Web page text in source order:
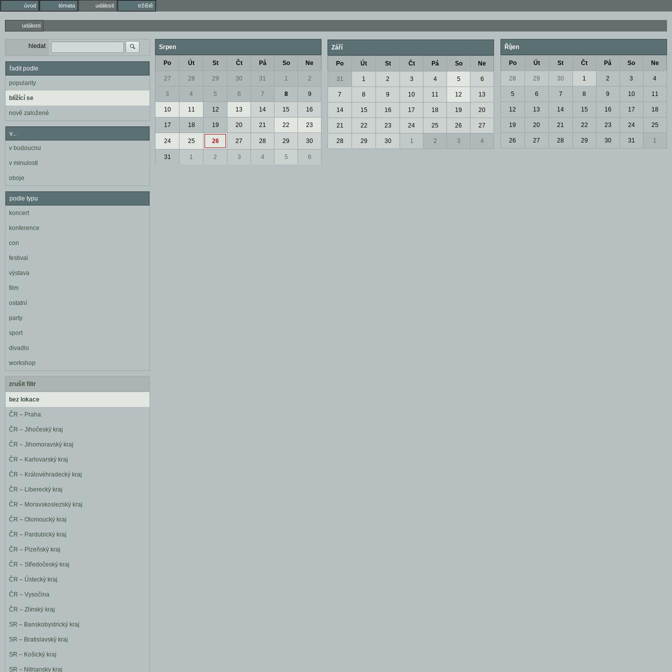
úvod témata události tržiště
události
hledat
řadit podle
popularity
blížící se
nově založené
v...
v budoucnu
v minulosti
oboje
podle typu
koncert
konference
con
festival
výstava
film
ostatní
party
sport
divadlo
workshop
zrušit filtr
bez lokace
ČR – Praha
ČR – Jihočeský kraj
ČR – Jihomoravský kraj
ČR – Karlovarský kraj
ČR – Královéhradecký kraj
ČR – Liberecký kraj
ČR – Moravskoslezský kraj
ČR – Olomoucký kraj
ČR – Pardubický kraj
ČR – Plzeňský kraj
ČR – Středočeský kraj
ČR – Ústecký kraj
ČR – Vysočina
ČR – Zlínský kraj
SR – Banskobystrický kraj
SR – Bratislavský kraj
SR – Košický kraj
SR – Nitriansky kraj
Srpen
Po Út St Čt Pá So Ne
27 28 29 30 31 1 2
3 4 5 6 7 8 9
10 11 12 13 14 15 16
17 18 19 20 21 22 23
24 25 26 27 28 29 30
31 1 2 3 4 5 6
Září
Po Út St Čt Pá So Ne
31 1 2 3 4 5 6
7 8 9 10 11 12 13
14 15 16 17 18 19 20
21 22 23 24 25 26 27
28 29 30 1 2 3 4
Říjen
Po Út St Čt Pá So Ne
28 29 30 1 2 3 4
5 6 7 8 9 10 11
12 13 14 15 16 17 18
19 20 21 22 23 24 25
26 27 28 29 30 31 1